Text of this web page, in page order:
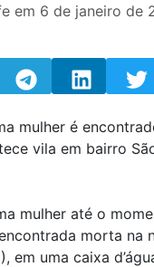
em 6 de janeiro de
mulher até o
morta na
em uma caixa